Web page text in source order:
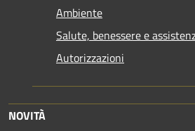
Ambiente
Salute, benessere e
Autorizzazioni
NOVITÀ